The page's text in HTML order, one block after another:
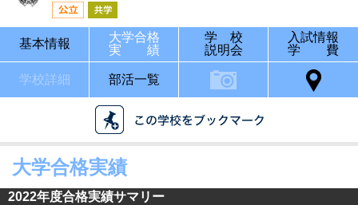
基本情報
大学合格
実 績
学 校
説明会
入試情報
学 費
学校詳細 部活一覧
大学合格実績
2022年度合格実績サマリー